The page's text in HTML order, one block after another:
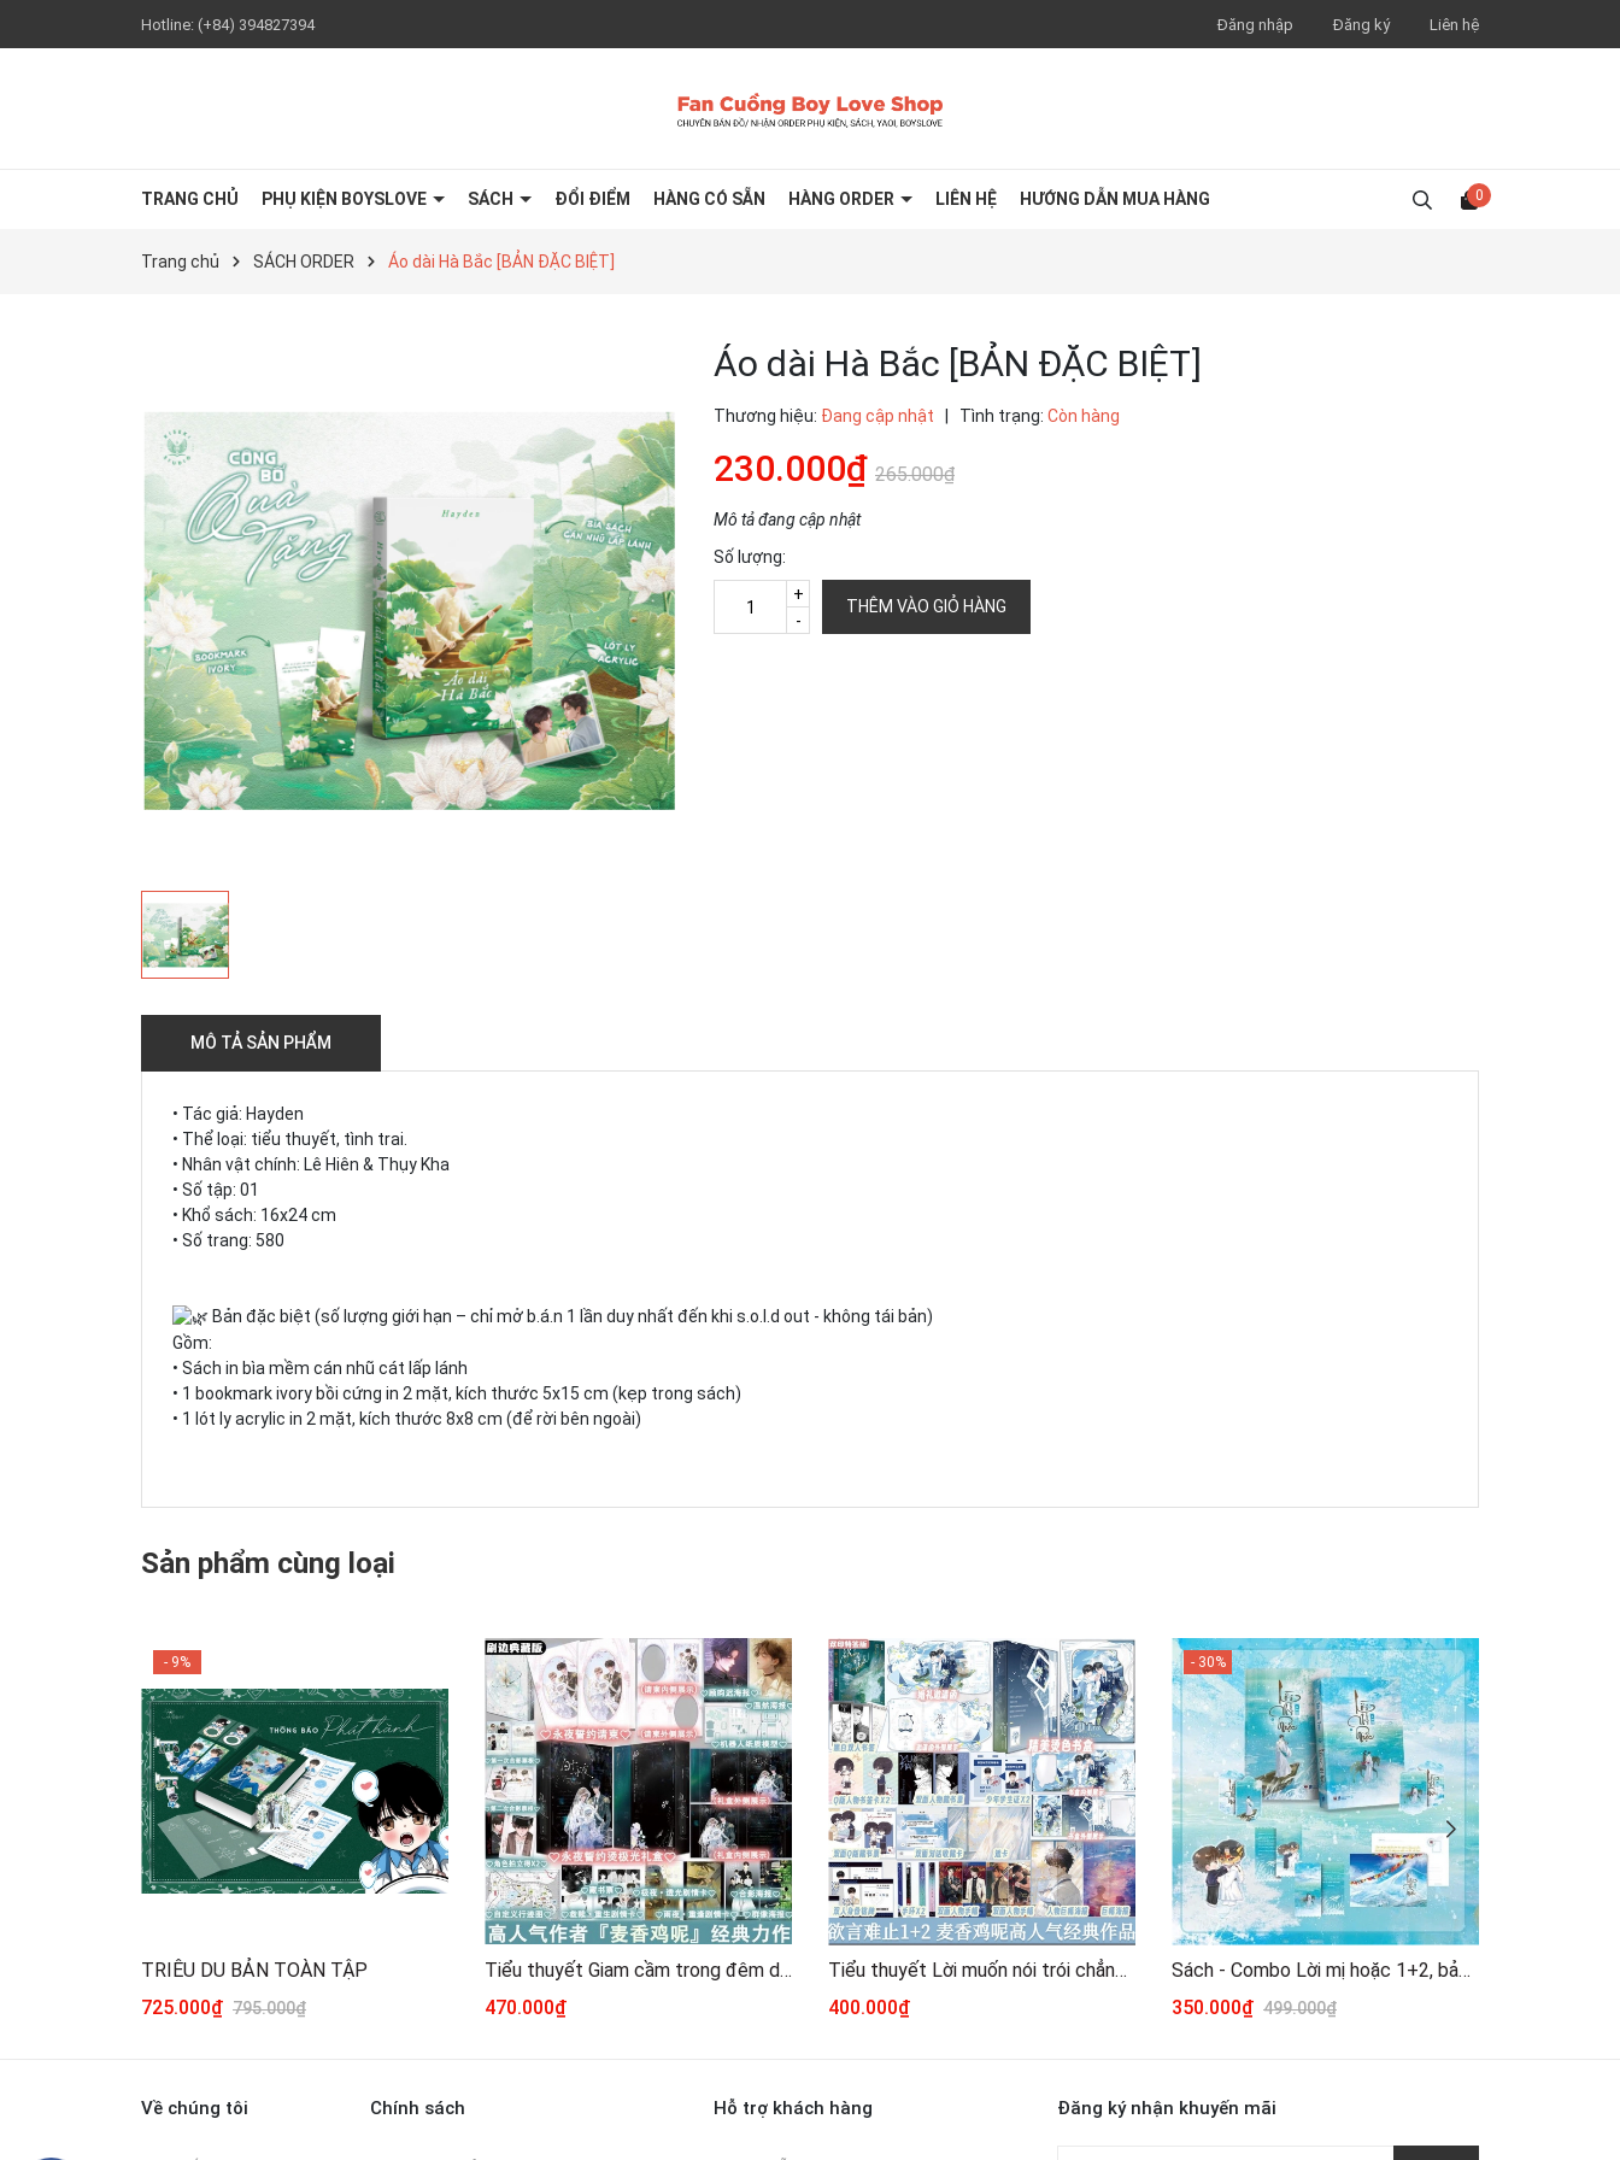
Hotline: (+84) 394827394 Đăng nhập Đăng ký Liên hệ
TRANG CHỦ PHỤ KIỆN BOYSLOVE SÁCH ĐỔI ĐIỂM HÀNG CÓ SẴN HÀNG ORDER LIÊN HỆ HƯỚNG DẪN MUA HÀNG 0
Trang chủ SÁCH ORDER Áo dài Hà Bắc [BẢN ĐẶC BIỆT]
Áo dài Hà Bắc [BẢN ĐẶC BIỆT]
Thương hiệu: Đang cập nhật Tình trạng: Còn hàng
230.000₫ 265.000₫
Mô tả đang cập nhật
Số lượng:
-
+
THÊM VÀO GIỎ HÀNG
MÔ TẢ SẢN PHẨM
• Tác giả: Hayden
• Thể loại: tiểu thuyết, tình trai.
• Nhân vật chính: Lê Hiên & Thụy Kha
• Số tập: 01
• Khổ sách: 16x24 cm
• Số trang: 580
Bản đặc biệt (số lượng giới hạn – chỉ mở b.á.n 1 lần duy nhất đến khi s.o.l.d out - không tái bản)
Gồm:
• Sách in bìa mềm cán nhũ cát lấp lánh
• 1 bookmark ivory bồi cứng in 2 mặt, kích thước 5x15 cm (kẹp trong sách)
• 1 lót ly acrylic in 2 mặt, kích thước 8x8 cm (để rời bên ngoài)
Sản phẩm cùng loại
- 9%
TRIÊU DU BẢN TOÀN TẬP
725.000₫ 795.000₫
Tiểu thuyết Giam cầm trong đêm dài Tập 1+2 - VER 18 - BẢN TRUNG
470.000₫
Tiểu thuyết Lời muốn nói trói chẳng đặng Tập 1+2 - VER 9 - BẢN TRUNG
400.000₫
- 30%
Sách - Combo Lời mị hoặc 1+2, bản đặc biệt
350.000₫ 499.000₫
Về chúng tôi Chính sách Hỗ trợ khách hàng Đăng ký nhận khuyến mãi